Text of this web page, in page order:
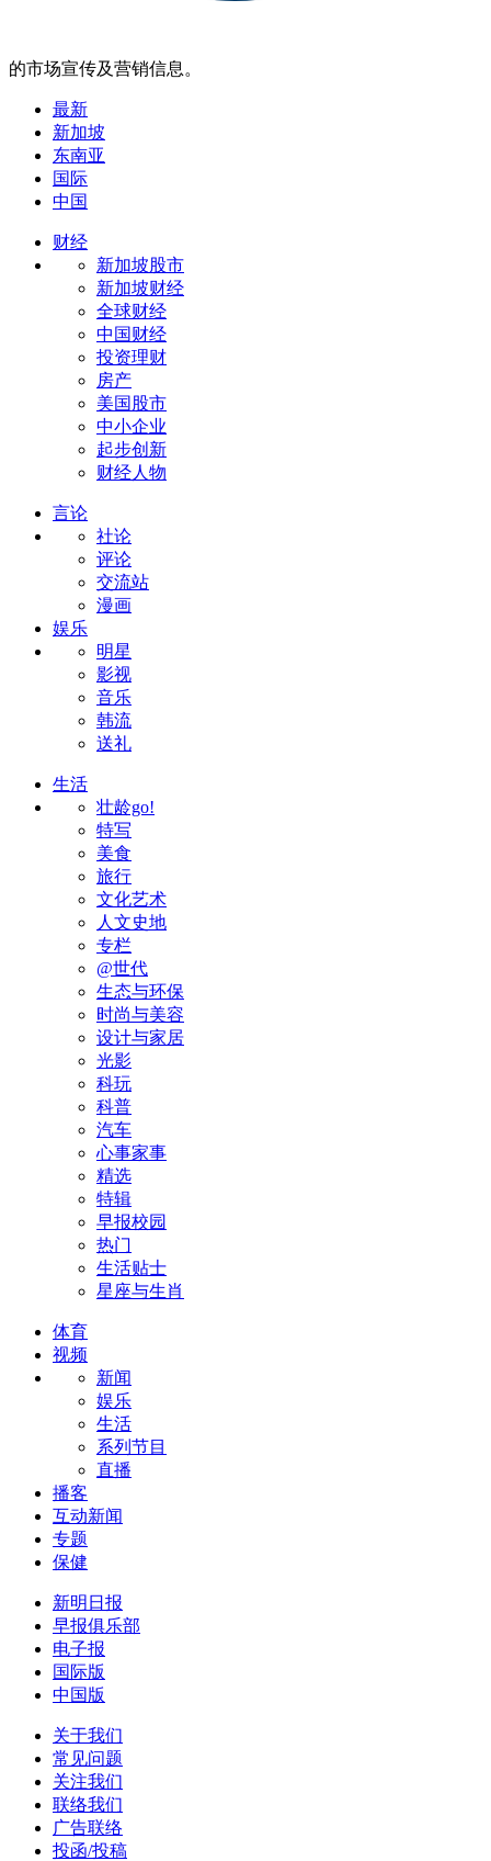
的市场宣传及营销信息。
最新
新加坡
东南亚
国际
中国
财经
新加坡股市
新加坡财经
全球财经
中国财经
投资理财
房产
美国股市
中小企业
起步创新
财经人物
言论
社论
评论
交流站
漫画
娱乐
明星
影视
音乐
韩流
送礼
生活
壮龄go!
特写
美食
旅行
文化艺术
人文史地
专栏
@世代
生态与环保
时尚与美容
设计与家居
光影
科玩
科普
汽车
心事家事
精选
特辑
早报校园
热门
生活贴士
星座与生肖
体育
视频
新闻
娱乐
生活
系列节目
直播
播客
互动新闻
专题
保健
新明日报
早报俱乐部
电子报
国际版
中国版
关于我们
常见问题
关注我们
联络我们
广告联络
投函/投稿